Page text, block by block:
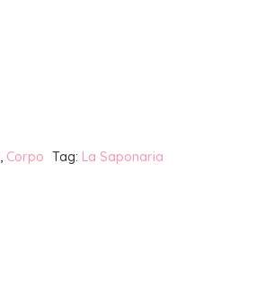
Corpo Tag: La Saponaria